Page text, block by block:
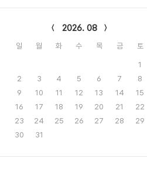
2026. 08
일 월 화 수 목 금 토
1
2
3 4 5 6 7
8
9
10 11 12 13 14
15
16
17 18 19 20 21
22
23
24 25 26 27 28
29
30
31